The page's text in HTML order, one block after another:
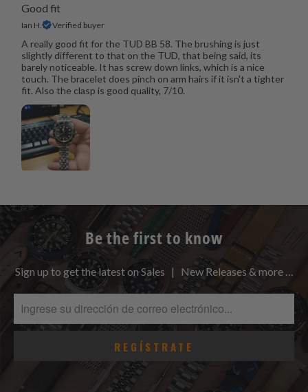
Good fit
Ian H. Verified buyer
A really good fit for the TUD BB 58. The brushing is just
slightly different to that on the TUD, that being said, its
barely noticeable. It has screw down links, which is a nice
touch. The bracelet does pinch on arm hairs if it isn't a tighter
fit. Also the clasp is good quality, 7/10.
Be the first to know
Sign up to get the latest on Sales | New Releases & more …